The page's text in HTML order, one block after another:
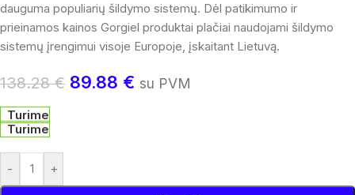
dauguma populiarių šildymo sistemų. Dėl patikimumo ir
prieinamos kainos Gorgiel produktai plačiai naudojami šildymo
sistemų įrengimui visoje Europoje, įskaitant Lietuvą.
138.28€ 89.88 € su PVM
Turime
Turime
- +